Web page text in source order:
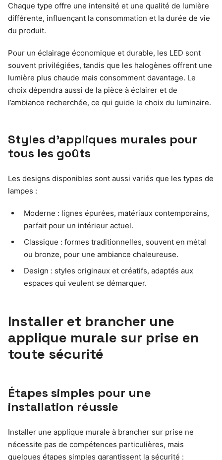
Chaque type offre une intensité et une qualité de lumière
différente, influençant la consommation et la durée de vie
du produit.
Pour un éclairage économique et durable, les LED sont
souvent privilégiées, tandis que les halogènes offrent une
lumière plus chaude mais consomment davantage. Le
choix dépendra aussi de la pièce à éclairer et de
l’ambiance recherchée, ce qui guide le choix du luminaire.
Styles d’appliques murales pour
tous les goûts
Les designs disponibles sont aussi variés que les types de
lampes :
Moderne : lignes épurées, matériaux contemporains,
parfait pour un intérieur actuel.
Classique : formes traditionnelles, souvent en métal
ou bronze, pour une ambiance chaleureuse.
Design : styles originaux et créatifs, adaptés aux
espaces qui veulent se démarquer.
Installer et brancher une
applique murale sur prise en
toute sécurité
Étapes simples pour une
installation réussie
Installer une applique murale à brancher sur prise ne
nécessite pas de compétences particulières, mais
quelques étapes simples garantissent la sécurité :